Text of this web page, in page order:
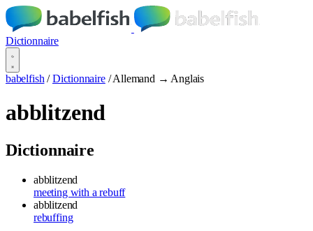
Dictionnaire
babelfish / Dictionnaire / Allemand → Anglais
abblitzend
Dictionnaire
abblitzend
meeting with a rebuff
abblitzend
rebuffing